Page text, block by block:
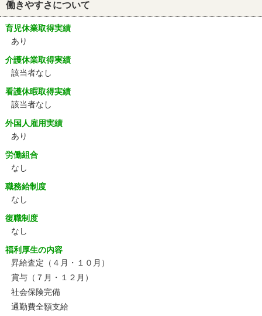
働きやすさについて
育児休業取得実績
あり
介護休業取得実績
該当者なし
看護休暇取得実績
該当者なし
外国人雇用実績
あり
労働組合
なし
職務給制度
なし
復職制度
なし
福利厚生の内容
昇給査定（４月・１０月）
賞与（７月・１２月）
社会保険完備
通勤費全額支給